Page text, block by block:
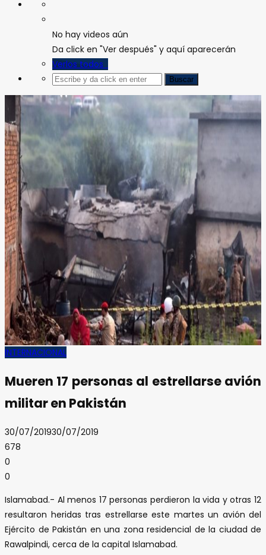
No hay videos aún
Da click en "Ver después" y aquí aparecerán
Verlos todos
INTERNACIONAL
Mueren 17 personas al estrellarse avión
militar en Pakistán
30/07/201930/07/2019
678
0
0
Islamabad.- Al menos 17 personas perdieron la vida y otras 12
resultaron heridas tras estrellarse este martes un avión del
Ejército de Pakistán en una zona residencial de la ciudad de
Rawalpindi, cerca de la capital Islamabad.